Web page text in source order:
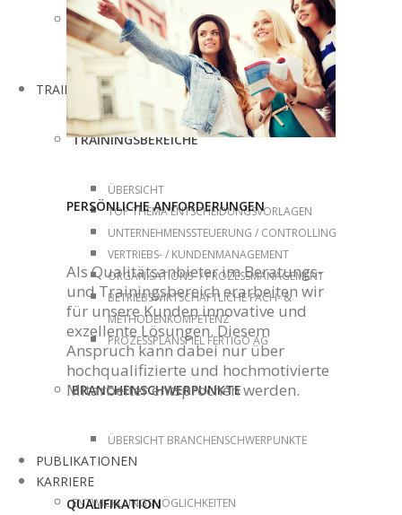
BRANCHENSCHWERPUNKTE
ÜBERSICHT BRANCHENSCHWERPUNKTE
TRAINING
TRAININGSBEREICHE
ÜBERSICHT
TOP THEMA ENTSCHEIDUNGSVORLAGEN
UNTERNEHMENSSTEUERUNG / CONTROLLING
VERTRIEBS- / KUNDENMANAGEMENT
ORGANISATIONS- / PROZESSMANAGEMENT
BETRIEBSWIRTSCHAFTLICHE FACH- &
METHODENKOMPETENZ
PROZESSPLANSPIEL FERTIGO AG
BRANCHENSCHWERPUNKTE
ÜBERSICHT BRANCHENSCHWERPUNKTE
PUBLIKATIONEN
KARRIERE
ENTWICKLUNGSMÖGLICHKEITEN
PERSÖNLICHE ANFORDERUNGEN
Als Qualitätsanbieter im Beratungs-
und Trainingsbereich erarbeiten wir
für unsere Kunden innovative und
exzellente Lösungen. Diesem
Anspruch kann dabei nur über
hochqualifizierte und hochmotivierte
Mitarbeiter entsprochen werden.
QUALIFIKATION